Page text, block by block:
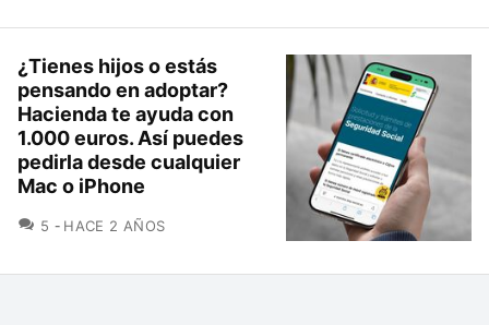
¿Tienes hijos o estás
pensando en adoptar?
Hacienda te ayuda con
1.000 euros. Así puedes
pedirla desde cualquier
Mac o iPhone
5 COMENTARIOS
HACE 2 AÑOS